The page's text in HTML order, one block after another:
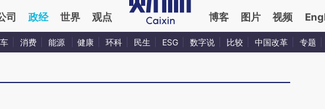
司 政经 世界 观点 博客 图片 视频
消费 能源 健康 环科 民生 ESG 数字说 比较 中国改革 专题